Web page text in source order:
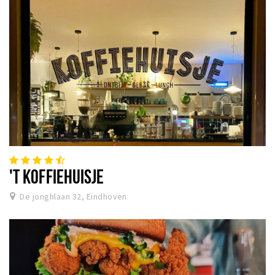
'T KOFFIEHUISJE
De jonghlaan 32, Eindhoven